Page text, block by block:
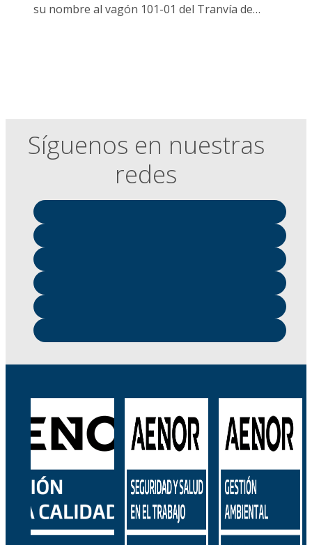
su nombre al vagón 101-01 del Tranvía de…
Síguenos en nuestras
redes